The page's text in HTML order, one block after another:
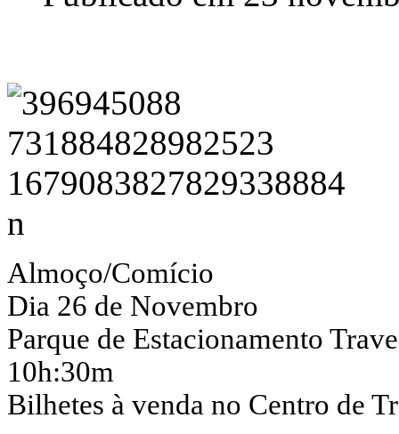
Almoço/Comício
Dia 26 de Novembro
Parque de Estacionamento
10h:30m
Bilhetes à venda no Centro de